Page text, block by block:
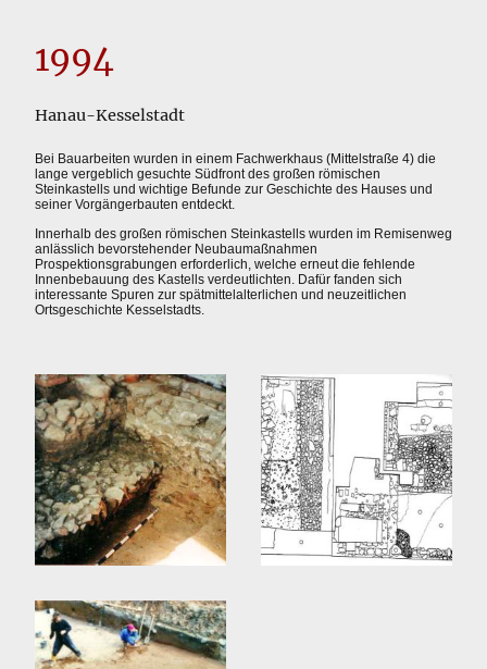
1994
Hanau-Kesselstadt
Bei Bauarbeiten wurden in einem Fachwerkhaus (Mittelstraße 4) die
lange vergeblich gesuchte Südfront des großen römischen
Steinkastells und wichtige Befunde zur Geschichte des Hauses und
seiner Vorgängerbauten entdeckt.
Innerhalb des großen römischen Steinkastells wurden im Remisenweg
anlässlich bevorstehender Neubaumaßnahmen
Prospektionsgrabungen erforderlich, welche erneut die fehlende
Innenbebauung des Kastells verdeutlichten. Dafür fanden sich
interessante Spuren zur spätmittelalterlichen und neuzeitlichen
Ortsgeschichte Kesselstadts.